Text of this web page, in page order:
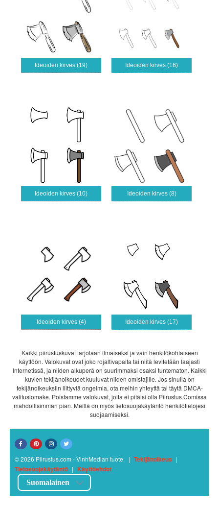
Ideoiden kirves (19) Ideoiden kirves (16)
Ideoiden kirves (10) Ideoiden kirves (8)
Ideoiden kirves (4) Ideoiden kirves (17)
Kaikki piirustuskuvat tarjotaan ilmaiseksi ja vain henkilökohtaiseen
käyttöön. Valokuvat ovat joko rojaltivapaita tai niitä levitetään laajasti
Internetissä, ja niiden alkuperä on suurimmaksi osaksi tuntematon. Kaikki
kuvien tekijänoikeudet kuuluvat niiden omistajille. Jos sinulla on
tekijänoikeuksiin liittyviä ongelmia, ota meihin yhteyttä tai täytä DMCA-
valituslomake. Poistamme valokuvat, joita ei pitäisi olla Piirustus.Comissa
mahdollisimman pian. Meillä on myös tietosuojakäytäntö henkilötietojesi
suojaamiseksi.
© 2026 Piirustus.com - VinhMedian tuote. | Tekijänoikeus |
Tietosuojakäytäntö | Käyttöehdot
Suomalainen